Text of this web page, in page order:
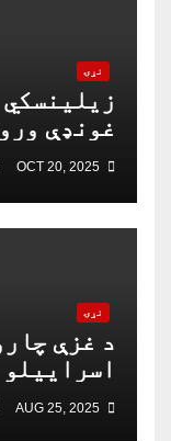
نړۍ
غونډې
په خبرو
چمتو دی
نړۍ
د غزې
خبریالان